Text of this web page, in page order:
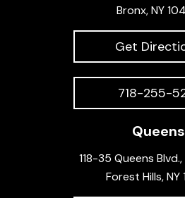
Bronx, NY
Get
718-255-
Queens
118-35 Queens
Forest Hills, NY